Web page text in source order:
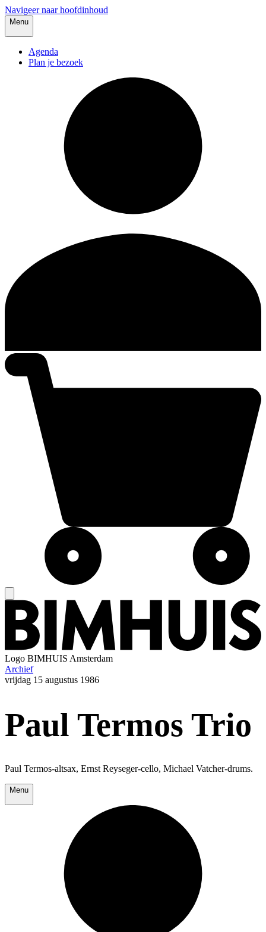
Navigeer naar hoofdinhoud
Menu
Agenda
Plan je bezoek
Logo BIMHUIS Amsterdam
Archief
vrijdag 15 augustus 1986
Paul Termos Trio
Paul Termos-altsax, Ernst Reyseger-cello, Michael Vatcher-drums.
Menu